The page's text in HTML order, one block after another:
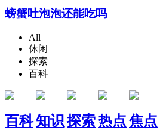
螃蟹吐泡泡还能吃吗
All
休闲
探索
百科
百科知识探索热点焦点